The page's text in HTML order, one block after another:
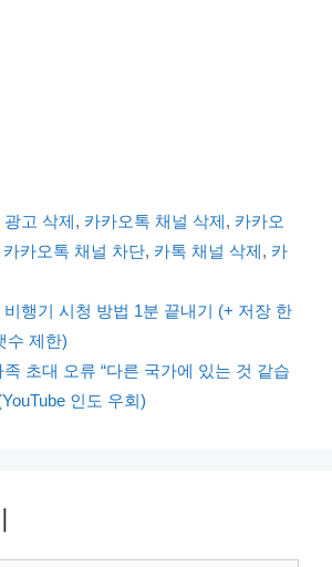
고 삭제, 카카오톡 채널 삭제, 카카오
카카오톡 채널 차단, 카톡 채널 삭제, 카
행기 시청 방법 1분 끝내기 (+ 저장 한
수 제한)
초대 오류 “다른 국가에 있는 것 같습
인도 우회)